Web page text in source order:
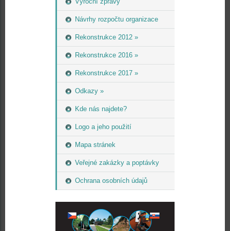
Návrhy rozpočtu organizace
Rekonstrukce 2012 »
Rekonstrukce 2016 »
Rekonstrukce 2017 »
Odkazy »
Kde nás najdete?
Logo a jeho použití
Mapa stránek
Veřejné zakázky a poptávky
Ochrana osobních údajů